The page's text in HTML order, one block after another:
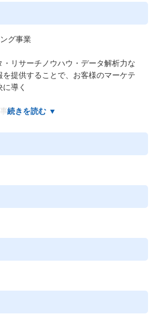
グ事業
リサーチノウハウ・データ解析力な
提供することで、お客様のマーケテ
導く
業
性などに裏付けられた独自のシステ